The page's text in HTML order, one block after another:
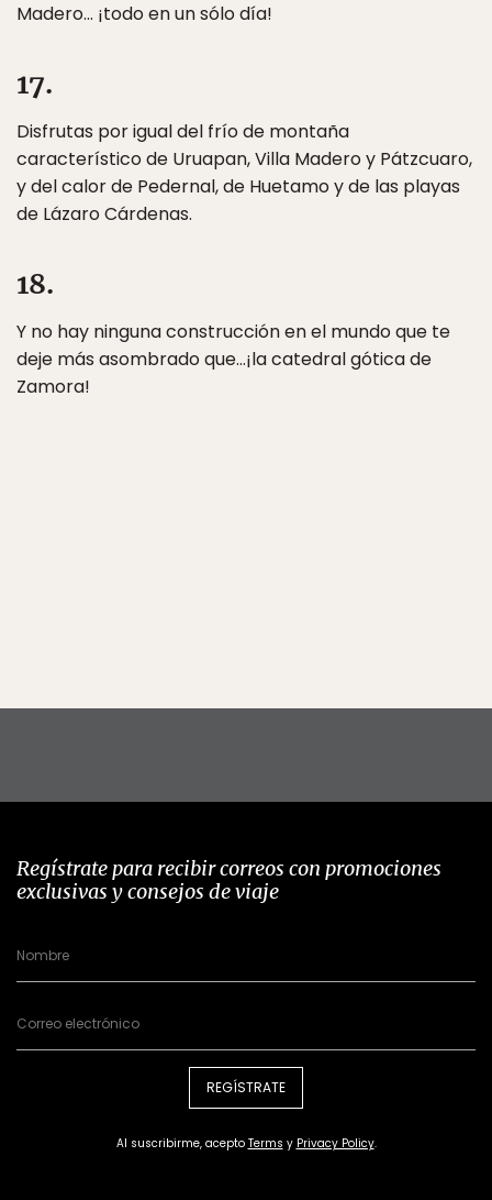
Madero… ¡todo en un sólo día!
17.
Disfrutas por igual del frío de montaña
característico de Uruapan, Villa Madero y Pátzcuaro,
y del calor de Pedernal, de Huetamo y de las playas
de Lázaro Cárdenas.
18.
Y no hay ninguna construcción en el mundo que te
deje más asombrado que…¡la catedral gótica de
Zamora!
Regístrate para recibir correos con promociones
exclusivas y consejos de viaje
REGÍSTRATE
Al suscribirme, acepto Terms y Privacy Policy.